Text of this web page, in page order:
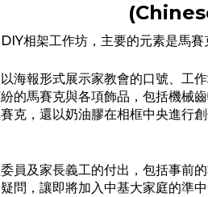
相架工作坊，主要的元素是馬
海報形式展示家教會的口號、工
的馬賽克與各項飾品，包括機械
克，還以奶油膠在相框中央進行
員及家長義工的付出，包括事前
問，讓即將加入中基大家庭的準